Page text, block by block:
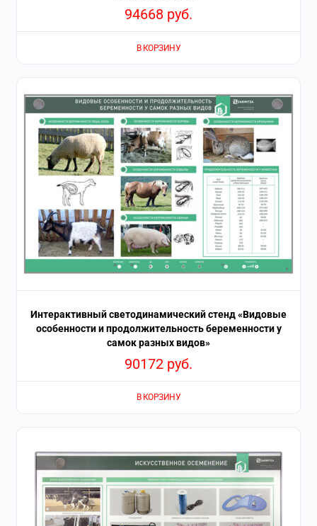
94668 руб.
В КОРЗИНУ
Интерактивный светодинамический стенд «Видовые
особенности и продолжительность беременности у
самок разных видов»
90172 руб.
В КОРЗИНУ